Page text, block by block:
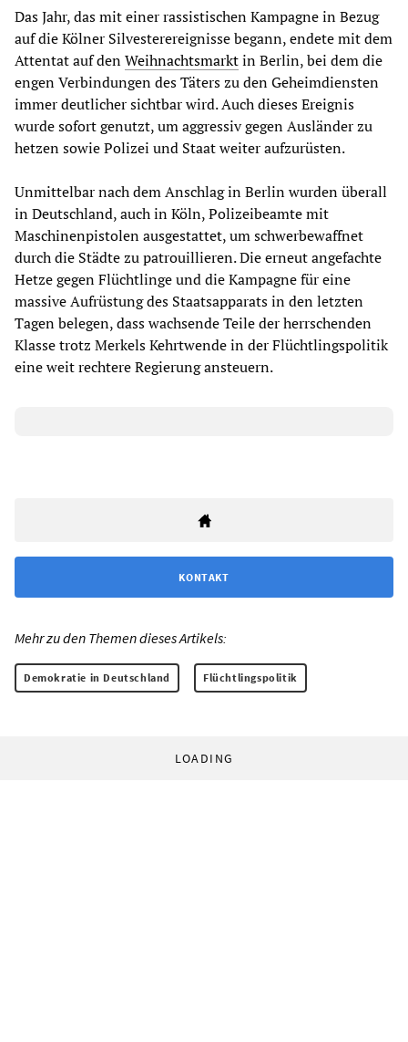
Das Jahr, das mit einer rassistischen Kampagne in Bezug
auf die Kölner Silvesterereignisse begann, endete mit dem
Attentat auf denWeihnachtsmarktin Berlin, bei dem die
engen Verbindungen des Täters zu den Geheimdiensten
immer deutlicher sichtbar wird. Auch dieses Ereignis
wurde sofort genutzt, um aggressiv gegen Ausländer zu
hetzen sowie Polizei und Staat weiter aufzurüsten.
Unmittelbar nach dem Anschlag in Berlin wurden überall
in Deutschland, auch in Köln, Polizeibeamte mit
Maschinenpistolen ausgestattet, um schwerbewaffnet
durch die Städte zu patrouillieren. Die erneut angefachte
Hetze gegen Flüchtlinge und die Kampagne für eine
massive Aufrüstung des Staatsapparats in den letzten
Tagen belegen, dass wachsende Teile der herrschenden
Klasse trotz Merkels Kehrtwende in der Flüchtlingspolitik
eine weit rechtere Regierung ansteuern.
KONTAKT
Mehr zu den Themen dieses Artikels:
Demokratie in Deutschland Flüchtlingspolitik
LOADING